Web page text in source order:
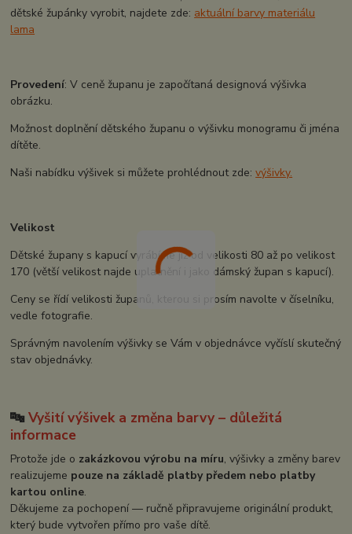
dětské župánky vyrobit, najdete zde: aktuální barvy materiálu
lama
Provedení: V ceně županu je započítaná designová výšivka
obrázku.
Možnost doplnění dětského županu o výšivku monogramu či jména
dítěte.
Naši nabídku výšivek si můžete prohlédnout zde:výšivky.
Velikost
Dětské župany s kapucí vyrábíme již od velikosti 80 až po velikost
170 (větší velikost najde uplatnění i jako dámský župan s kapucí).
Ceny se řídí velikosti županů, kterou si prosím navolte v číselníku,
vedle fotografie.
Správným navolením výšivky se Vám v objednávce vyčíslí skutečný
stav objednávky.
🔤Vyšití výšivek a změna barvy – důležitá
informace
Protože jde o zakázkovou výrobu na míru, výšivky a změny barev
realizujeme pouze na základě platby předem nebo platby
kartou online.
Děkujeme za pochopení — ručně připravujeme originální produkt,
který bude vytvořen přímo pro vaše dítě.